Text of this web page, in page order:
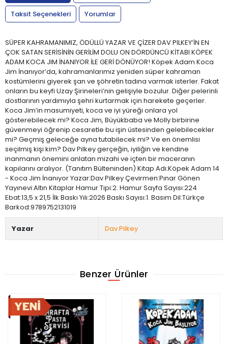
Taksit Seçenekleri
Yorumlar
SÜPER KAHRAMANIMIZ, ÖDÜLLÜ YAZAR VE ÇİZER DAV PILKEY’İN EN
ÇOK SATAN SERİSİNİN GERİLİM DOLU ON DÖRDÜNCÜ KİTABI KÖPEK
ADAM KOCA JIM İNANIYOR İLE GERİ DÖNÜYOR! Köpek Adam Koca
Jim İnanıyor’da, kahramanlarımız yeniden süper kahraman
kostümlerini giyerek şan ve şöhretin tadına varmak isterler. Fakat
onların bu keyfi Uzay Şirineleri’nin gelişiyle bozulur. Diğer pelerinli
dostlarının yardımıyla şehri kurtarmak için harekete geçerler.
Koca Jim’in masumiyeti, koca ve iyi yüreği onlara yol
gösterebilecek mi? Koca Jim, Büyükbaba ve Molly birbirine
güvenmeyi öğrenip cesaretle bu işin üstesinden gelebilecekler
mi? Geçmiş geleceğe ayna tutabilecek mi? Ve en önemlisi
seçilmiş kişi kim? Dav Pilkey gerçeğin, iyiliğin ve kendine
inanmanın önemini anlatan mizahi ve içten bir maceranın
kapılarını aralıyor. (Tanıtım Bülteninden) Kitap Adı:Köpek Adam 14
- Koca Jim İnanıyor Yazar:Dav Pilkey Çevirmen:Pınar Gönen
Yayınevi:Altın Kitaplar Hamur Tipi:2. Hamur Sayfa Sayısı:224
Ebat:13,5 x 21,5 İlk Baskı Yılı:2026 Baskı Sayısı:1. Basım Dil:Türkçe
Barkod:9789752131019
Yazar Dav Pilkey
Benzer Ürünler